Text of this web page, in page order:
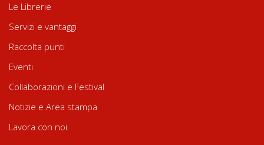
Le Librerie
Servizi e vantaggi
Raccolta punti
Eventi
Collaborazioni e Festival
Notizie e Area stampa
Lavora con noi